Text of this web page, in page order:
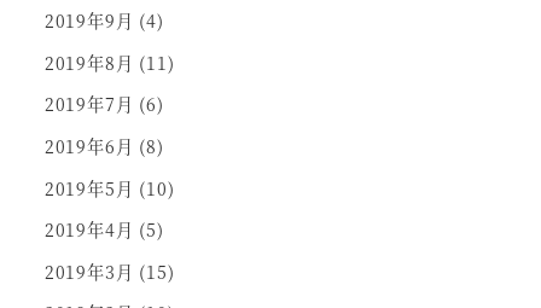
2019年9月 (4)
2019年8月 (11)
2019年7月 (6)
2019年6月 (8)
2019年5月 (10)
2019年4月 (5)
2019年3月 (15)